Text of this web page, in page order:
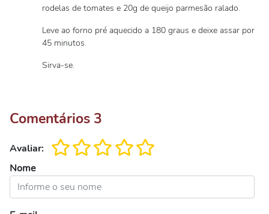
rodelas de tomates e 20g de queijo parmesão ralado.
Leve ao forno pré aquecido a 180 graus e deixe assar por
45 minutos.
Sirva-se.
Comentários 3
Avaliar:
Nome